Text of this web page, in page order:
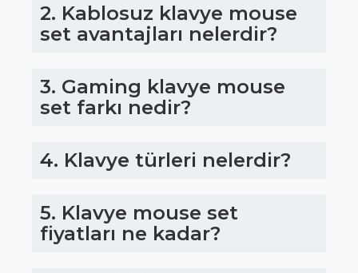
2. Kablosuz klavye mouse
set avantajları nelerdir?
3. Gaming klavye mouse
set farkı nedir?
4. Klavye türleri nelerdir?
5. Klavye mouse set
fiyatları ne kadar?